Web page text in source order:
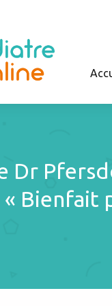
Dr
« Bienfait